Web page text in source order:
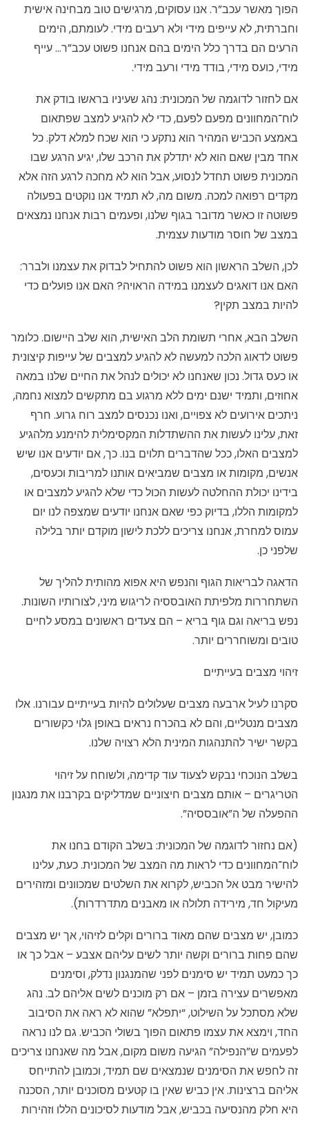
הפוך מאשר עכב”ר. אנו עסוקים, מרגישים טוב מבחינה אישית
וחברתית, לא עייפים מידי ולא רעבים מידי. לעומתם, הימים
הרעים הם בדרך כלל הימים בהם אנחנו פשוט עכב”ר… עייף
מידי, כועס מידי, בודד מידי ורעב מידי.
אם לחזור לדוגמה של המכונית: נהג שעיניו בראשו בודק את
לוח־המחוונים מפעם לפעם, כדי לא להגיע למצב שפתאום
באמצע הכביש המהיר הוא נתקע כי הוא שכח למלא דלק. כל
אחד מבין שאם הוא לא יתדלק את הרכב שלו, יגיע הרגע שבו
המכונית פשוט תחדל לנסוע, אבל הוא לא מחכה לרגע הזה אלא
מקדים רפואה למכה. משום מה, לא תמיד אנו נוקטים בפעולה
פשוטה זו כאשר מדובר בגוף שלנו, ופעמים רבות אנחנו נמצאים
במצב של חוסר מודעות עצמית.
לכן, השלב הראשון הוא פשוט להתחיל לבדוק את עצמנו ולברר:
האם אנו דואגים לעצמנו במידה הראויה? האם אנו פועלים כדי
להיות במצב תקין?
השלב הבא, אחרי תשומת הלב האישית, הוא שלב היישום. כלומר
פשוט לדאוג הלכה למעשה לא להגיע למצבים של עייפות קיצונית
או כעס גדול. נכון שאנחנו לא יכולים לנהל את החיים שלנו במאה
אחוזים, ותמיד ישנם ימים ללא מרגוע בם מתקשים למצוא נחמה,
ניתכים אירועים לא צפויים, ואנו נכנסים למצב רוח גרוע. חרף
זאת, עלינו לעשות את ההשתדלות המקסימלית להימנע מלהגיע
למצבים האלו, ככל שהדברים תלוים בנו. כך, אם יודעים אנו שיש
אנשים, מקומות או מצבים שמביאים אותנו למריבות וכעסים,
בידינו יכולת ההחלטה לעשות הכול כדי שלא להגיע למצבים או
למקומות הללו, בדיוק כפי שאם אנחנו יודעים שמצפה לנו יום
עמוס למחרת, אנחנו צריכים ללכת לישון מוקדם יותר בלילה
שלפני כן.
הדאגה לבריאות הגוף והנפש היא אפוא מהותית להליך של
השתחררות מלפיתת האובססיה לריגוש מיני, לצורותיו השונות.
נפש בריאה וגם גוף בריא – הם צעדים ראשונים במסע לחיים
טובים ומשוחררים יותר.
זיהוי מצבים בעייתיים
סקרנו לעיל ארבעה מצבים שעלולים להיות בעייתיים עבורנו. אלו
מצבים מנטליים, והם לא בהכרח נראים באופן גלוי כקשורים
בקשר ישיר להתנהגות המינית הלא רצויה שלנו.
בשלב הנוכחי נבקש לצעוד עוד קדימה, ולשוחח על זיהוי
הטריגרים – אותם מצבים חיצוניים שמדליקים בקרבנו את מנגנון
ההפעלה של ה”אובססיה”.
(אם נחזור לדוגמה של המכונית: בשלב הקודם בחנו את
לוח־המחוונים כדי לראות מה המצב של המכונית. כעת, עלינו
להישיר מבט אל הכביש, לקרוא את השלטים שמכוונים ומזהירים
מעיקול חד, מירידה תלולה או מאבנים מתדרדרות).
כמובן, יש מצבים שהם מאוד ברורים וקלים לזיהוי, אך יש מצבים
שהם פחות ברורים וקשה יותר לשים עליהם אצבע – אבל כך או
כך כמעט תמיד יש סימנים לפני שהמנגנון נדלק, וסימנים
מאפשרים עצירה בזמן – אם רק מוכנים לשים אליהם לב. נהג
שלא מסתכל על השילוט, “יתפלא” שהוא לא ראה את הסיבוב
החד, וימצא את עצמו פתאום הפוך בשולי הכביש. גם לנו נראה
לפעמים ש”הנפילה” הגיעה משום מקום, אבל מה שאנחנו צריכים
זה לחפש את הסימנים שנמצאים שם תמיד, וכמובן להתייחס
אליהם ברצינות. אין כביש שאין בו קטעים מסוכנים יותר, הסכנה
היא חלק מהנסיעה בכביש, אבל מודעות לסיכונים הללו וזהירות